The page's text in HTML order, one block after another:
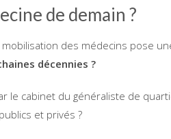
de demain ?
des médecins pose
décennies ?
le cabinet du généraliste de
et privés ?